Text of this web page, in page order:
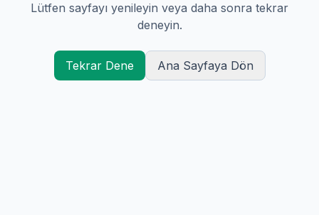
Lütfen sayfayı yenileyin veya daha sonra tekrar
deneyin.
Tekrar Dene Ana Sayfaya Dön